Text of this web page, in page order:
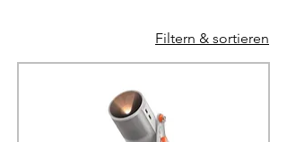
Filtern & sortieren